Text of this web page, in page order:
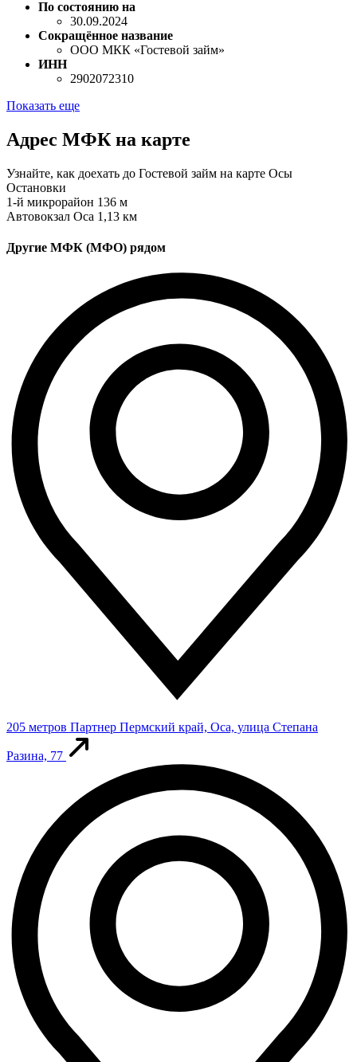
По состоянию на
30.09.2024
Сокращённое название
ООО МКК «Гостевой займ»
ИНН
2902072310
Показать еще
Адрес МФК на карте
Узнайте, как доехать до Гостевой займ на карте Осы
Остановки
1-й микрорайон 136 м
Автовокзал Оса 1,13 км
Другие МФК (МФО) рядом
205 метров Партнер Пермский край, Оса, улица Степана
Разина, 77